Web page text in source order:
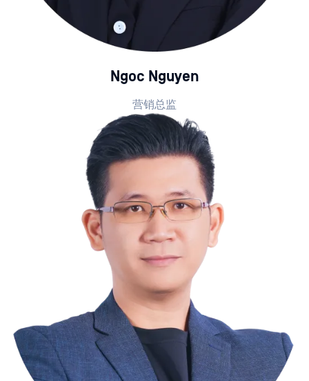
Ngoc Nguyen
营销总监